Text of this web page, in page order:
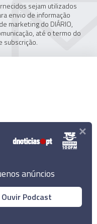
do
sejam utilizados
envio de informação
marketing do DIÁRIO,
até o termo do
subscrição.
Todos os direitos
anúncios
Ouvir Podcast
×